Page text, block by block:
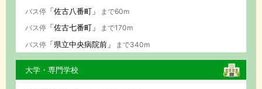
バス停「佐古八番町」
まで60m
バス停「佐古七番町」
まで170m
バス停「県立中央病院前」 まで340m
大学・専門学校